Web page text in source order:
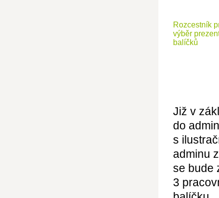
Rozcestník
výběr
balíčků
Již v
do
s
adminu
se bude
3